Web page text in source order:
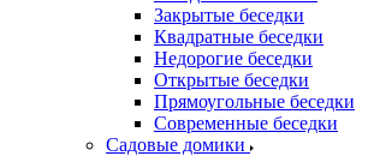
Закрытые беседки
Квадратные беседки
Недорогие беседки
Открытые беседки
Прямоугольные беседки
Современные беседки
Садовые домики